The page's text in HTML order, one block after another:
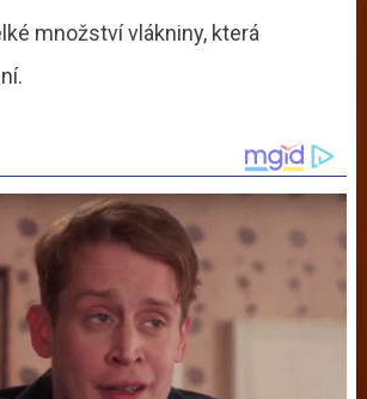
množství vlákniny, která